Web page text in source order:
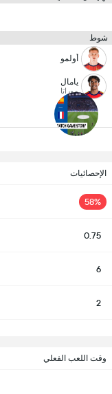
شوط
أولمو
يامال
موراتا
الإحصائيات
58%
0.75
6
2
وقت اللعب الفعلي